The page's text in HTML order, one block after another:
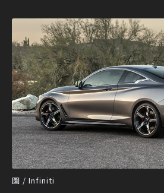
圖 / Infiniti